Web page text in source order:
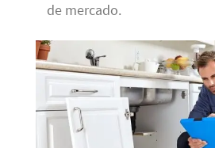
de mercado.